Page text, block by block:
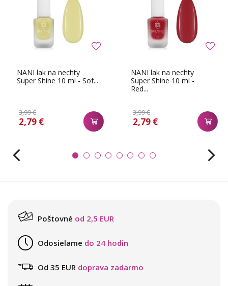
NANI lak na nechty
Super Shine 10 ml - Sof...
3,99 €
2,79 €
NANI lak na nechty
Super Shine 10 ml -
Red...
3,99 €
2,79 €
Poštovné od 2,5 EUR
Odosielame do 24 hodin
Od 35 EUR doprava zadarmo